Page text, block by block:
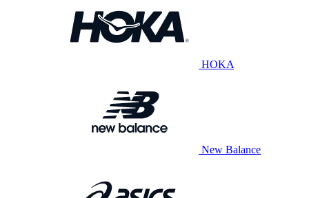
HOKA
New Balance